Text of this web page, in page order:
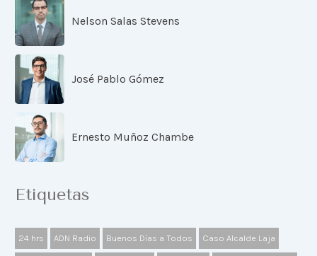
Nelson Salas Stevens
José Pablo Gómez
Ernesto Muñoz Chambe
Etiquetas
24 hrs ADN Radio Buenos Días a Todos Caso Alcalde Laja